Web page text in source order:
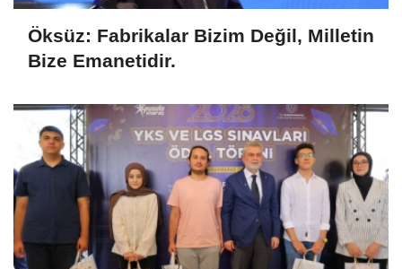
Öksüz: Fabrikalar Bizim Değil, Milletin
Bize Emanetidir.